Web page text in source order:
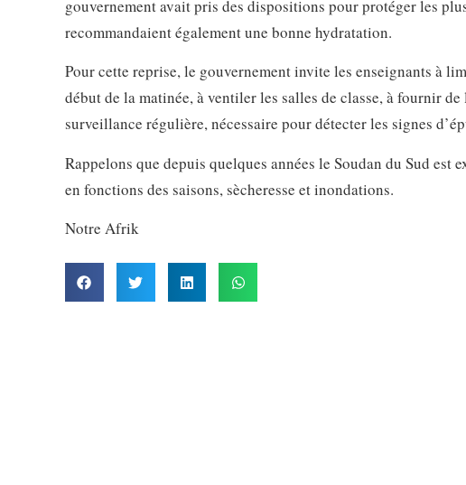
gouvernement avait pris des dispositions pour protéger les
recommandaient également une bonne hydratation.
Pour cette reprise, le gouvernement invite les enseignants à
début de la matinée, à ventiler les salles de classe, à fournir
surveillance régulière, nécessaire pour détecter les signes
Rappelons que depuis quelques années le Soudan du Sud est
en fonctions des saisons, sècheresse et inondations.
Notre Afrik